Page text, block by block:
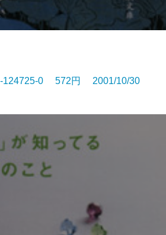
124725-0 572円 2001/10/30